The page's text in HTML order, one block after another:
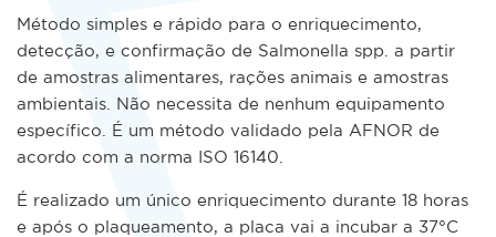
Método simples e rápido para o enriquecimento,
detecção, e confirmação de Salmonella spp. a partir
de amostras alimentares, rações animais e amostras
ambientais. Não necessita de nenhum equipamento
específico. É um método validado pela AFNOR de
acordo com a norma ISO 16140.
É realizado um único enriquecimento durante 18 horas
e após o plaqueamento, a placa vai a incubar a 37°C